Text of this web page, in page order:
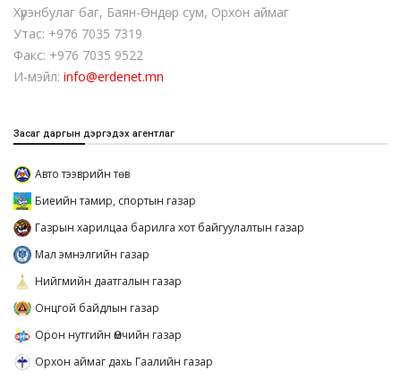
Хүрэнбулаг баг, Баян-Өндөр сум, Орхон аймаг
Утас: +976 7035 7319
Факс: +976 7035 9522
И-мэйл: info@erdenet.mn
Засаг даргын дэргэдэх агентлаг
Авто тээврийн төв
Биеийн тамир, спортын газар
Газрын харилцаа барилга хот байгуулалтын газар
Мал эмнэлгийн газар
Нийгмийн даатгалын газар
Онцгой байдлын газар
Орон нутгийн Өмчийн газар
Орхон аймаг дахь Гаалийн газар